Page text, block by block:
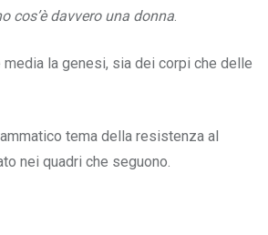
cos’è davvero una donna
media la genesi, sia dei corpi che delle
tema della resistenza al
nei quadri che seguono.